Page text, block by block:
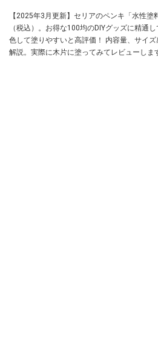
【2025年3月更新】セリアのペンキ「水性塗
（税込）。お得な100均のDIYグッズに精通
色して塗りやすいと高評価！ 内容量、サイ
解説。実際に木片に塗ってみてレビューしま